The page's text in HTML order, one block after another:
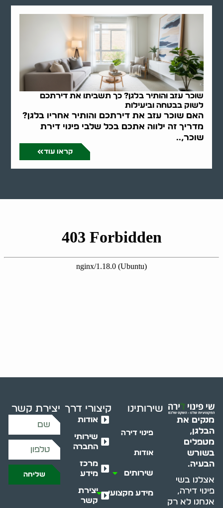
שוכר עזב והותיר בלגן? כך תשביתו את דירתכם
לשוק בבטחה וביעילות
האם שוכר עזב את דירתכם והותיר אחריו בלגן?
מדריך זה ילווה אתכם בכל שלבי פינוי דירת
שוכר,..
קראו עוד
מנקים את
הבלגן,
מטפלים
בשורש
הבעיה.
אצלנו בשי
פינוי דירה,
אנחנו לא רק
שירותינו
פינוי דירה
אודות
שירותים
מידע מקצועי
קיצורי דרך
אודות
שירותי
החברה
מרכז
מידע
יצירת
קשר
יצירת קשר
שליחה